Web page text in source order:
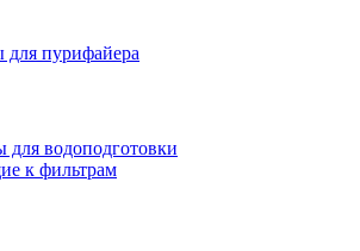
для пурифайера
для водоподготовки
к фильтрам